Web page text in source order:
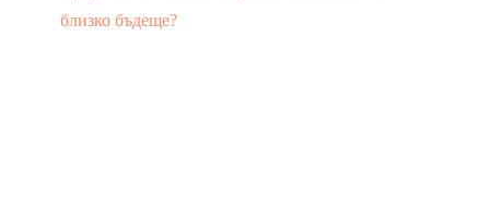
близко бъдеще?